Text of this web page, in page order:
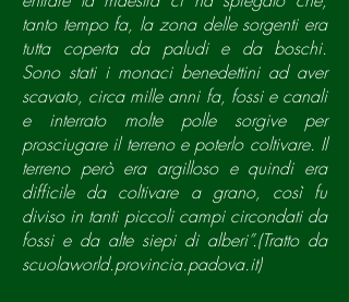
tanto tempo fa, la zona delle sorgenti era
tutta coperta da paludi e da boschi.
Sono stati i monaci benedettini ad aver
scavato, circa mille anni fa, fossi e canali
e interrato molte polle sorgive per
prosciugare il terreno e poterlo coltivare. Il
terreno però era argilloso e quindi era
difficile da coltivare a grano, così fu
diviso in tanti piccoli campi circondati da
fossi e da alte siepi di alberi”.(Tratto da
scuolaworld.provincia.padova.it)